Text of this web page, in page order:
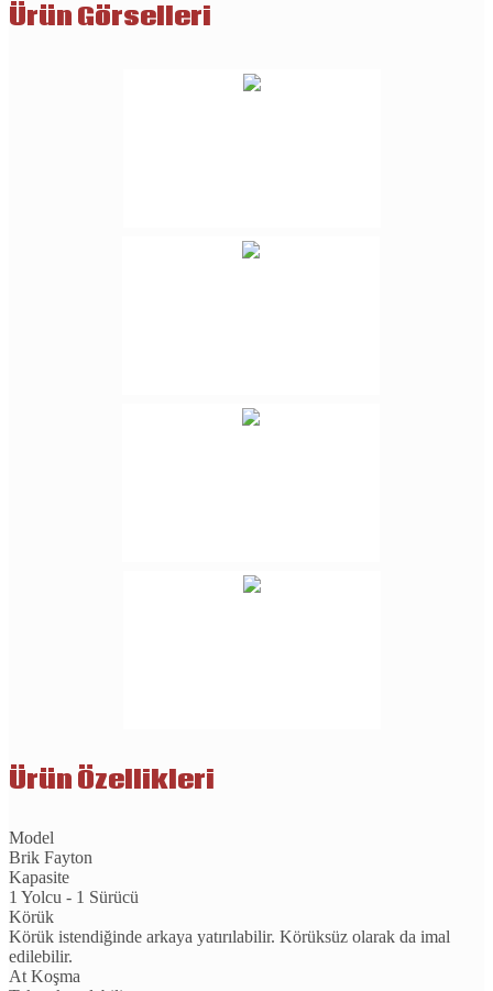
Ürün Görselleri
Ürün Özellikleri
Model
Brik Fayton
Kapasite
1 Yolcu - 1 Sürücü
Körük
Körük istendiğinde arkaya yatırılabilir. Körüksüz olarak da imal
edilebilir.
At Koşma